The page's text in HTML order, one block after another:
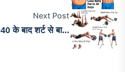
Next Post
40 के बाद शर्ट से बा...